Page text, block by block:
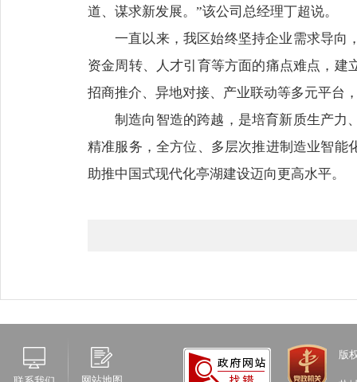
道、谋求新发展。”该公司总经理丁超说。
一直以来，我区始终坚持企业需求导向
资金周转、人才引育等方面的痛点难点，
招商推介、异地对接、产业联动等多元平台
制造向智造的跨越，是培育新质生产力
精准服务，全方位、多层次推进制造业智能
助推中国式现代化亭湖建设迈向更高水平。
版